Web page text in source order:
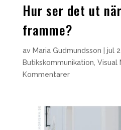
Hur ser det ut
framme?
av Maria Gudmundsson jul
Butikskommunikation Visual
Kommentarer